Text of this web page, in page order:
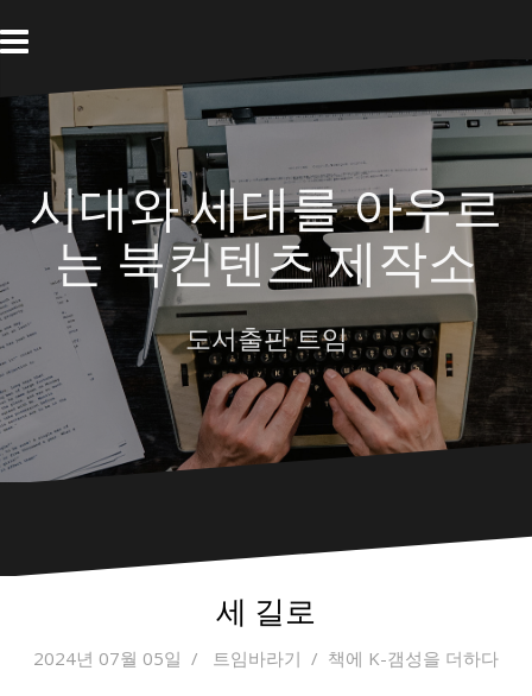
to
content
시대와 세대를 아우르
는 북컨텐츠 제작소
도서출판 트임
세 길로
2024년 07월 05일 트임바라기 책에 K-갬성을 더하다